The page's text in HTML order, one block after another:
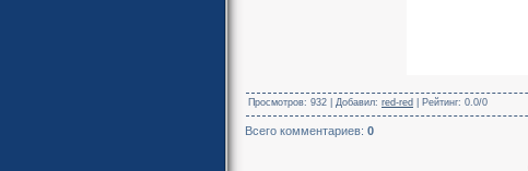
Просмотров: 932 | Добавил: red-red Рейтинг: 0.0/0
Всего комментариев: 0